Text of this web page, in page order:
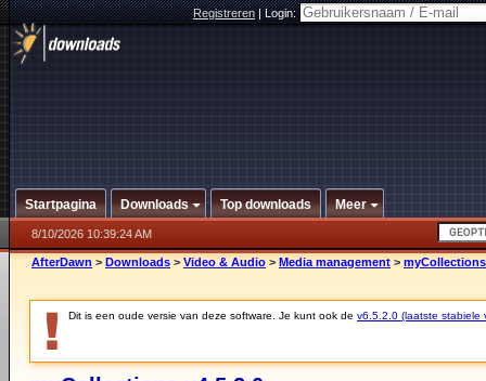
Registreren|Login:
Startpagina Downloads Top downloads Meer
8/10/2026 10:39:24 AM
AfterDawn > Downloads > Video & Audio > Media management > myCollections
Dit is een oude versie van deze software. Je kunt ook de v6.5.2.0 (laatste stabiele